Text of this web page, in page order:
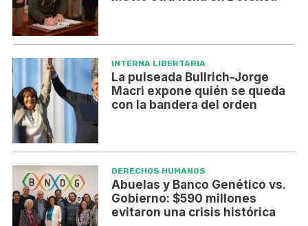
INTERNA LIBERTARIA
La pulseada Bullrich-Jorge
Macri expone quién se queda
con la bandera del orden
DERECHOS HUMANOS
Abuelas y Banco Genético vs.
Gobierno: $590 millones
evitaron una crisis histórica